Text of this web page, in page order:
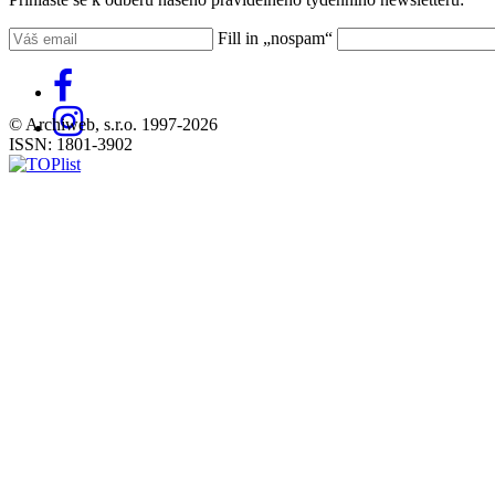
Fill in „nospam“
© Archiweb, s.r.o. 1997-2026
ISSN: 1801-3902